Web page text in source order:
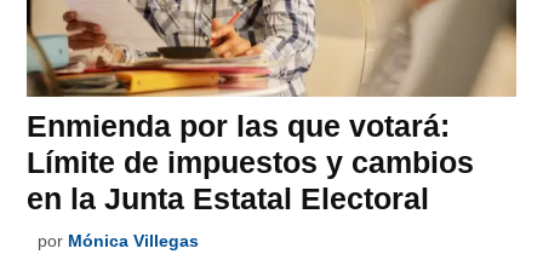
Enmienda por las que votará:
Límite de impuestos y cambios
en la Junta Estatal Electoral
por Mónica Villegas